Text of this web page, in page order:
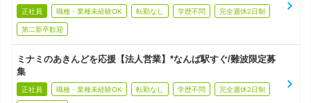
正社員 職種・業種未経験OK 転勤なし 学歴不問 完全週休2日制
第二新卒歓迎
ミナミのあきんどを応援【法人営業】*なんば駅すぐ/難波限定募
集
正社員 職種・業種未経験OK 転勤なし 学歴不問 完全週休2日制